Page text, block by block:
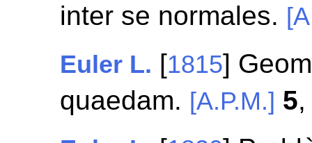
inter se normales.
Euler L. [1815]
quaedam. [A.P.M.] 5